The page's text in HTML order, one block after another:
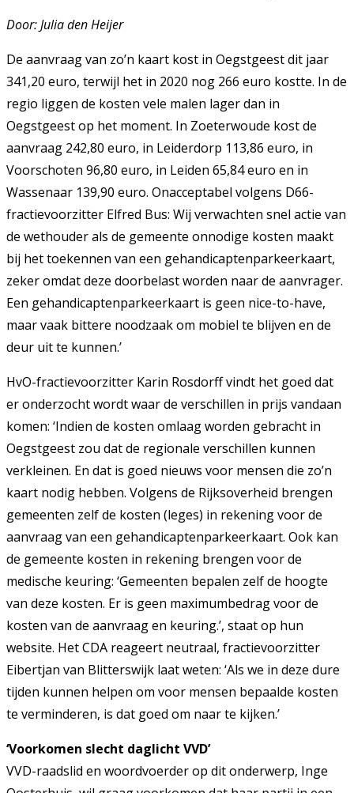
Door: Julia den Heijer
De aanvraag van zo’n kaart kost in Oegstgeest dit jaar
341,20 euro, terwijl het in 2020 nog 266 euro kostte. In de
regio liggen de kosten vele malen lager dan in
Oegstgeest op het moment. In Zoeterwoude kost de
aanvraag 242,80 euro, in Leiderdorp 113,86 euro, in
Voorschoten 96,80 euro, in Leiden 65,84 euro en in
Wassenaar 139,90 euro. Onacceptabel volgens D66-
fractievoorzitter Elfred Bus: Wij verwachten snel actie van
de wethouder als de gemeente onnodige kosten maakt
bij het toekennen van een gehandicaptenparkeerkaart,
zeker omdat deze doorbelast worden naar de aanvrager.
Een gehandicaptenparkeerkaart is geen nice-to-have,
maar vaak bittere noodzaak om mobiel te blijven en de
deur uit te kunnen.’
HvO-fractievoorzitter Karin Rosdorff vindt het goed dat
er onderzocht wordt waar de verschillen in prijs vandaan
komen: ‘Indien de kosten omlaag worden gebracht in
Oegstgeest zou dat de regionale verschillen kunnen
verkleinen. En dat is goed nieuws voor mensen die zo’n
kaart nodig hebben. Volgens de Rijksoverheid brengen
gemeenten zelf de kosten (leges) in rekening voor de
aanvraag van een gehandicaptenparkeerkaart. Ook kan
de gemeente kosten in rekening brengen voor de
medische keuring: ‘Gemeenten bepalen zelf de hoogte
van deze kosten. Er is geen maximumbedrag voor de
kosten van de aanvraag en keuring.’, staat op hun
website. Het CDA reageert neutraal, fractievoorzitter
Eibertjan van Blitterswijk laat weten: ‘Als we in deze dure
tijden kunnen helpen om voor mensen bepaalde kosten
te verminderen, is dat goed om naar te kijken.’
‘Voorkomen slecht daglicht VVD’
VVD-raadslid en woordvoerder op dit onderwerp, Inge